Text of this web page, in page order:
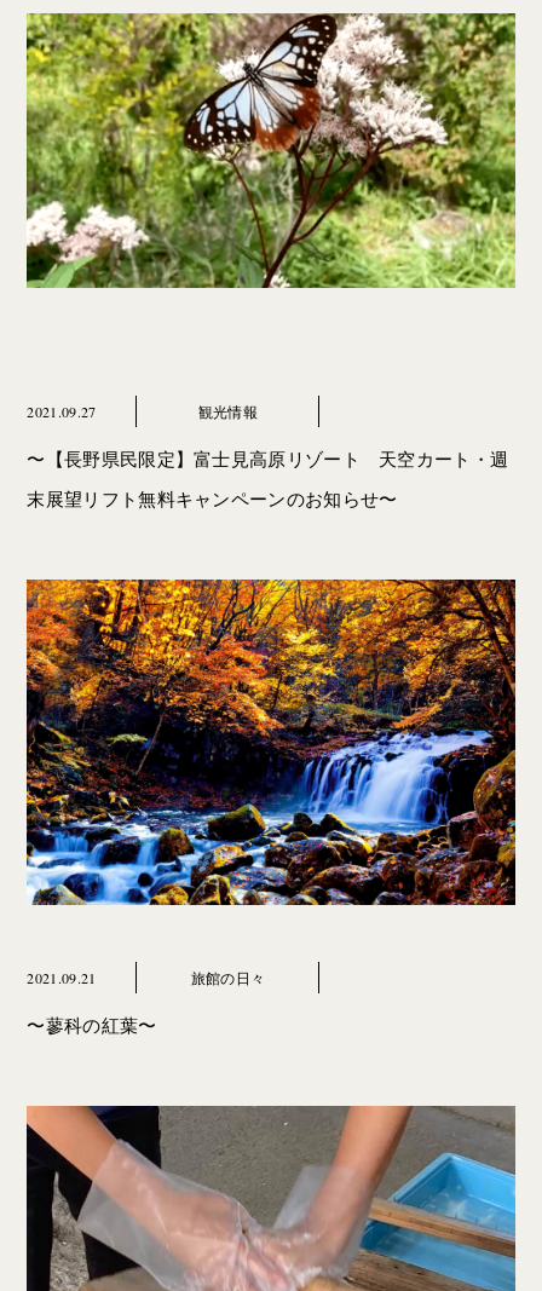
2021.09.27 観光情報
〜【長野県民限定】富士見高原リゾート 天空カート・週
末展望リフト無料キャンペーンのお知らせ〜
2021.09.21 旅館の日々
〜蓼科の紅葉〜